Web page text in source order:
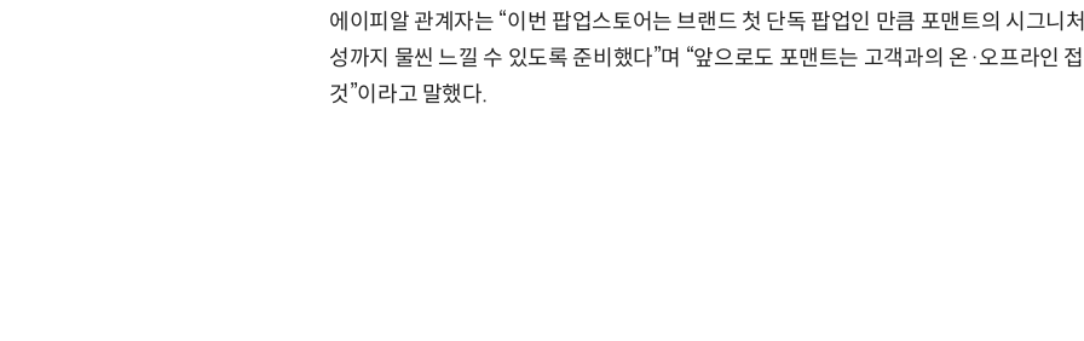
에이피알 관계자는 “이번 팝업스토어는 브랜드 첫 단독 팝업인 만큼 포맨트의 시그니
성까지 물씬 느낄 수 있도록 준비했다”며 “앞으로도 포맨트는 고객과의 온·오프라인
것”이라고 말했다.